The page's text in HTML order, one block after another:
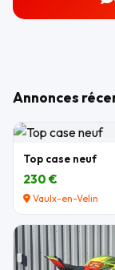
Annonces
Top case neuf
230 €
Vaulx-en-Velin